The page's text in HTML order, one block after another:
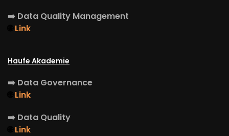
➡️ Data Quality Management
Link
Haufe Akademie
➡️ Data Governance
Link
➡️ Data Quality
Link